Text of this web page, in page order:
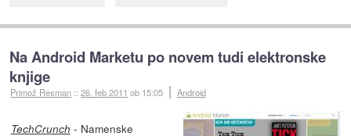
Na Android Marketu po novem tudi elektronske
knjige
Primož Resman ::26. feb 2011 ob 15:05 Android
TechCrunch - Namenske